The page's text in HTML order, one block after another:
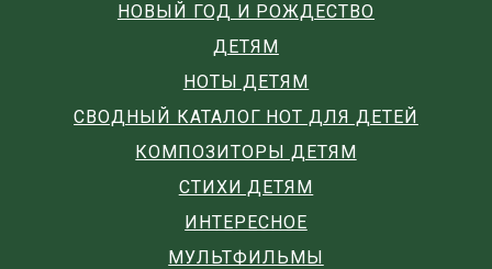
НОВЫЙ ГОД И РОЖДЕСТВО
ДЕТЯМ
НОТЫ ДЕТЯМ
СВОДНЫЙ КАТАЛОГ НОТ ДЛЯ ДЕТЕЙ
КОМПОЗИТОРЫ ДЕТЯМ
СТИХИ ДЕТЯМ
ИНТЕРЕСНОЕ
МУЛЬТФИЛЬМЫ